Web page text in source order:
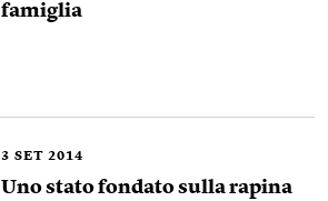
famiglia
3 SET 2014
Uno stato fondato sulla rapina